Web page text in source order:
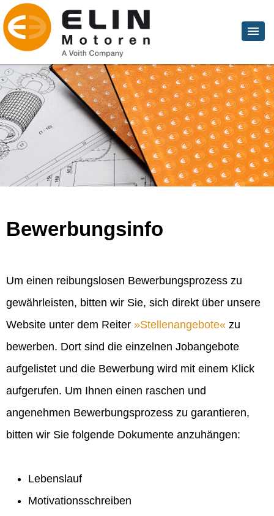
Bewerbungsinfo
Um einen reibungslosen Bewerbungsprozess zu
gewährleisten, bitten wir Sie, sich direkt über unsere
Website unter dem Reiter
Stellenangebote
zu
bewerben. Dort sind die einzelnen Jobangebote
aufgelistet und die Bewerbung wird mit einem Klick
aufgerufen. Um Ihnen einen raschen und
angenehmen Bewerbungsprozess zu garantieren,
bitten wir Sie folgende Dokumente anzuhängen:
Lebenslauf
Motivationsschreiben